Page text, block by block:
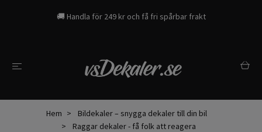
🚚 Handla för 249 kr och få fri spårbar frakt
Hem
Bildekaler – snygga dekaler till din bil
Raggar dekaler - få folk att reagera